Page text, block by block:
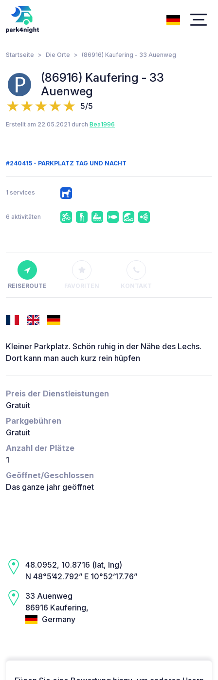
Startseite Die Orte (86916) Kaufering - 33 Auenweg
(86916) Kaufering - 33
Auenweg
5/5
Erstellt am 22.05.2021 durch Bea1996
#240415 - PARKPLATZ TAG UND NACHT
1 services
6 aktivitäten
REISEROUTE FAVORITEN KONTAKT
Kleiner Parkplatz. Schön ruhig in der Nähe des Lechs.
Dort kann man auch kurz rein hüpfen
Preis der Dienstleistungen
Gratuit
Parkgebühren
Gratuit
Anzahl der Plätze
1
Geöffnet/Geschlossen
Das ganze jahr geöffnet
48.0952, 10.8716 (lat, lng)
N 48°5’42.792” E 10°52’17.76”
33 Auenweg
86916 Kaufering,
Germany